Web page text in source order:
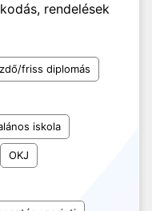
rendelések
friss diplomás
iskola
OKJ